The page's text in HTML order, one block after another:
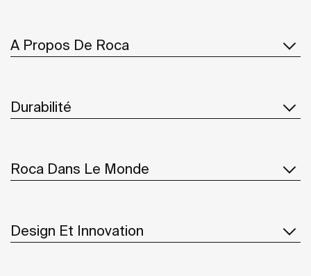
A Propos De Roca
Durabilité
Roca Dans Le Monde
Design Et Innovation